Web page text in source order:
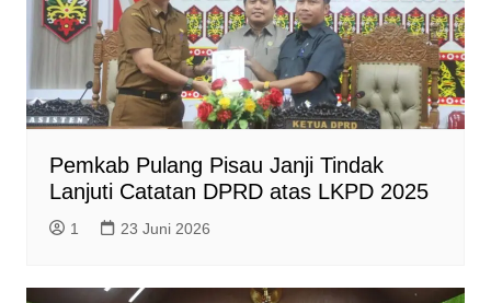
y
Pemkab Pulang Pisau Janji Tindak
Lanjuti Catatan DPRD atas LKPD 2025
1 23 Juni 2026